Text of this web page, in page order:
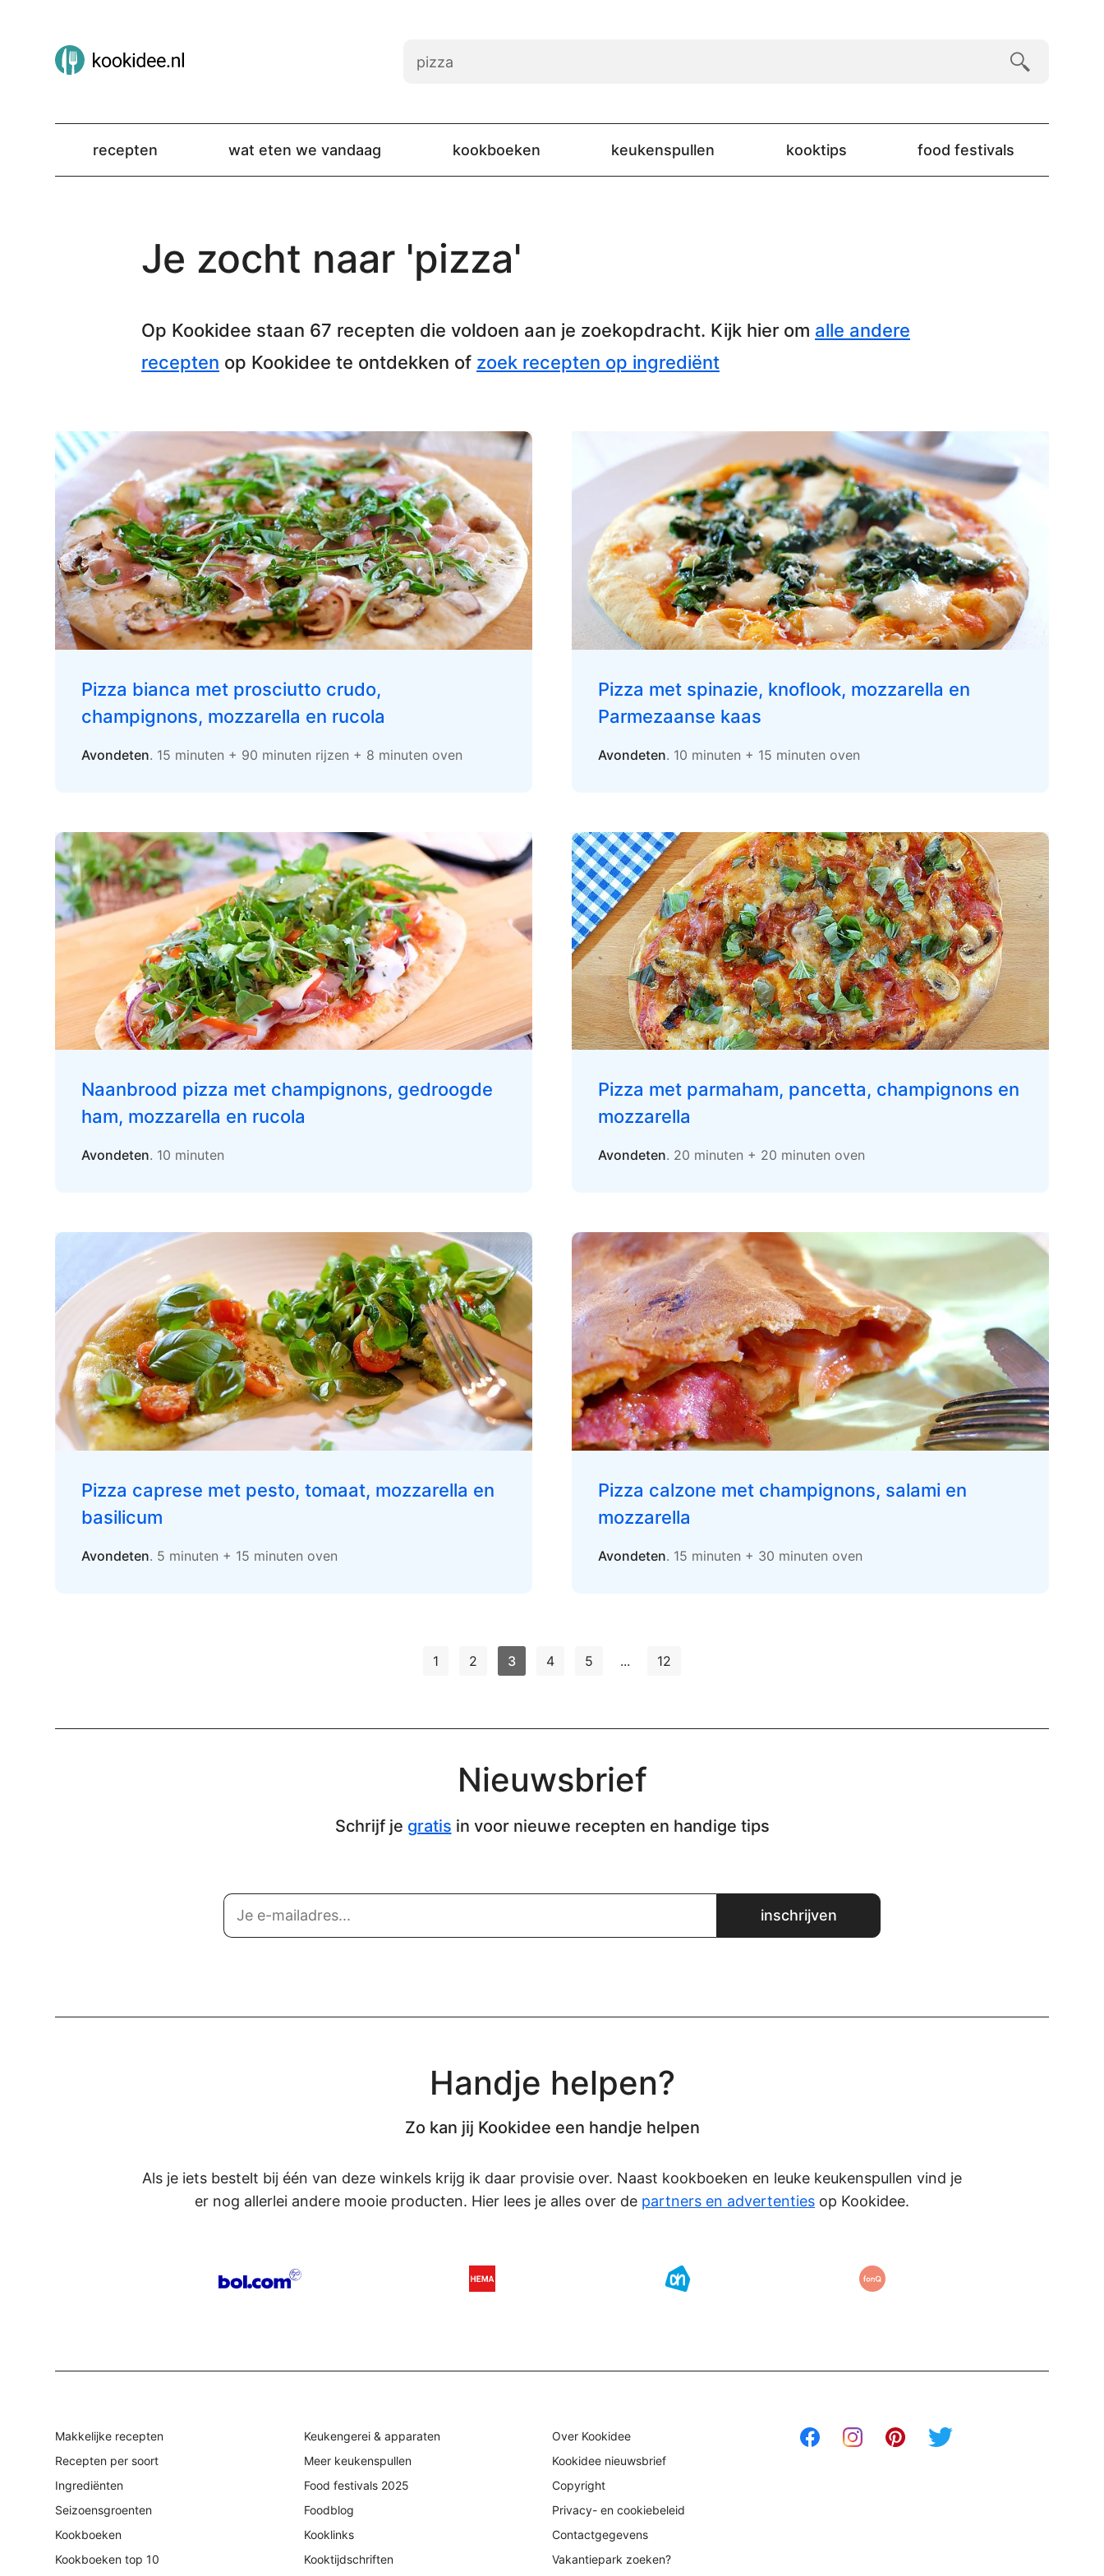
recepten wat eten we vandaag kookboeken keukenspullen kooktips food festivals
Je zocht naar 'pizza'
Op Kookidee staan 67 recepten die voldoen aan je zoekopdracht. Kijk hier om alle andere
recepten op Kookidee te ontdekken of zoek recepten op ingrediënt
Pizza bianca met prosciutto crudo,
champignons, mozzarella en rucola
Avondeten. 15 minuten + 90 minuten rijzen + 8 minuten oven
Pizza met spinazie, knoflook, mozzarella en
Parmezaanse kaas
Avondeten. 10 minuten + 15 minuten oven
Naanbrood pizza met champignons, gedroogde
ham, mozzarella en rucola
Avondeten. 10 minuten
Pizza met parmaham, pancetta, champignons en
mozzarella
Avondeten. 20 minuten + 20 minuten oven
Pizza caprese met pesto, tomaat, mozzarella en
basilicum
Avondeten. 5 minuten + 15 minuten oven
Pizza calzone met champignons, salami en
mozzarella
Avondeten. 15 minuten + 30 minuten oven
1 2 3 4 5 ... 12
Nieuwsbrief
Schrijf je gratis in voor nieuwe recepten en handige tips
Handje helpen?
Zo kan jij Kookidee een handje helpen
Als je iets bestelt bij één van deze winkels krijg ik daar provisie over. Naast kookboeken en leuke keukenspullen vind je
er nog allerlei andere mooie producten. Hier lees je alles over de partners en advertenties op Kookidee.
Makkelijke recepten
Recepten per soort
Ingrediënten
Seizoensgroenten
Kookboeken
Kookboeken top 10
Keukengerei & apparaten
Meer keukenspullen
Food festivals 2025
Foodblog
Kooklinks
Kooktijdschriften
Over Kookidee
Kookidee nieuwsbrief
Copyright
Privacy- en cookiebeleid
Contactgegevens
Vakantiepark zoeken?